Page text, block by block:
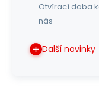
Otvírací doba
nás
Další novinky